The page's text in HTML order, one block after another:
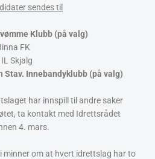
sendes til
Klubb (på valg)
FK
Skjalg
Stav. Innebandyklubb (på valg)
har innspill til andre saker
ta kontakt med Idrettsrådet
innen 4. mars.
minner om at hvert idrettslag har to